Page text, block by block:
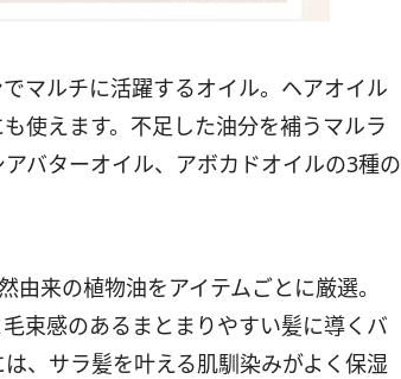
マルチに活躍するオイル。ヘアオイル
使えます。不足した油分を補うマルラ
バターオイル、アボカドオイルの3種の
来の植物油をアイテムごとに厳選。
束感のあるまとまりやすい髪に導くバ
、サラ髪を叶える肌馴染みがよく保湿